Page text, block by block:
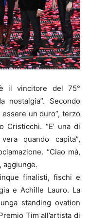
è il vincitore del 75°
nostalgia”. Secondo
un duro”, terzo
Cristicchi. “E’ una di
quando capita”,
“Ciao mà,
aggiunge.
finalisti, fischi e
e Achille Lauro. La
standing ovation
Tim all’artista di